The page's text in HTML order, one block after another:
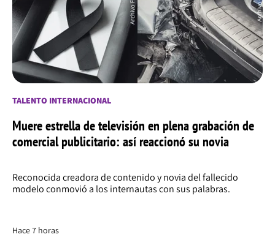
TALENTO INTERNACIONAL
Muere estrella de televisión en plena grabación de
comercial publicitario: así reaccionó su novia
Reconocida creadora de contenido y novia del fallecido
modelo conmovió a los internautas con sus palabras.
Hace 7 horas